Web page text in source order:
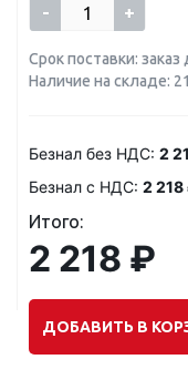
- +
Срок поставки:
Наличие на складе: 21
Безнал без НДС: 2
Безнал с НДС: 2 218
Итого:
2 218 ₽
ДОБАВИТЬ В